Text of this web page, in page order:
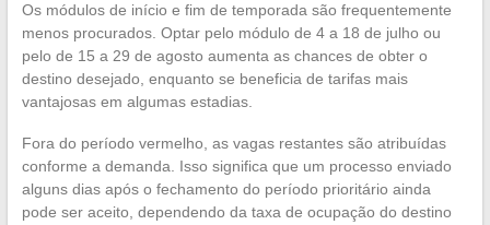
Os módulos de início e fim de temporada são frequentemente
menos procurados. Optar pelo módulo de 4 a 18 de julho ou
pelo de 15 a 29 de agosto aumenta as chances de obter o
destino desejado, enquanto se beneficia de tarifas mais
vantajosas em algumas estadias.
Fora do período vermelho, as vagas restantes são atribuídas
conforme a demanda. Isso significa que um processo enviado
alguns dias após o fechamento do período prioritário ainda
pode ser aceito, dependendo da taxa de ocupação do destino